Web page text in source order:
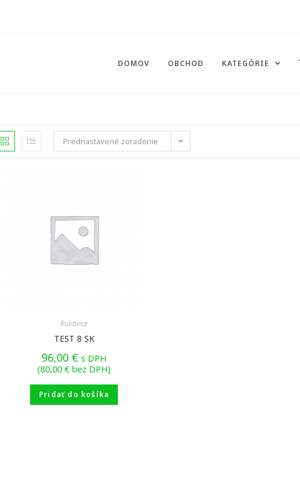
DOMOV OBCHOD KATEGÓRIE
Prednastavené zoradenie
Rukavice
TEST 8 SK
96,00 € s DPH
(80,00€ bez DPH)
Pridať do košíka